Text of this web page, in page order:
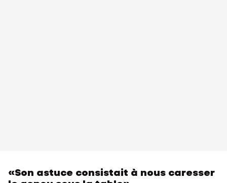
«Son astuce consistait à nous caresser